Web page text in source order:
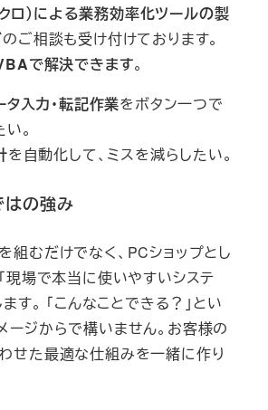
ロ）による業務効率化ツールの製
のご相談も受け付けております。
で解決できます。
入力・転記作業をボタン一つで
。
を自動化して、ミスを減らしたい。
の強み
組むだけでなく、PCショップとし
現場で本当に使いやすいシステ
す。 「こんなことできる？」とい
ージからで構いません。お客様の
せた最適な仕組みを一緒に作り